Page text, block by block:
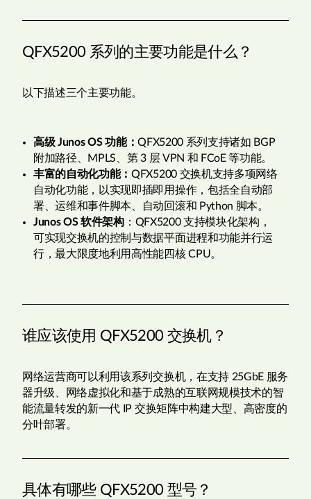
QFX5200 系列的主要功能是什么？
以下描述三个主要功能。
高级 Junos OS 功能：QFX5200 系列支持诸如 BGP
附加路径、MPLS、第 3 层 VPN 和 FCoE 等功能。
丰富的自动化功能：QFX5200 交换机支持多项网络
自动化功能，以实现即插即用操作，包括全自动部
署、运维和事件脚本、自动回滚和 Python 脚本。
Junos OS 软件架构：QFX5200 支持模块化架构，
可实现交换机的控制与数据平面进程和功能并行运
行，最大限度地利用高性能四核 CPU。
谁应该使用 QFX5200 交换机？
网络运营商可以利用该系列交换机，在支持 25GbE 服务
器升级、网络虚拟化和基于成熟的互联网规模技术的智
能流量转发的新一代 IP 交换矩阵中构建大型、高密度的
分叶部署。
具体有哪些 QFX5200 型号？